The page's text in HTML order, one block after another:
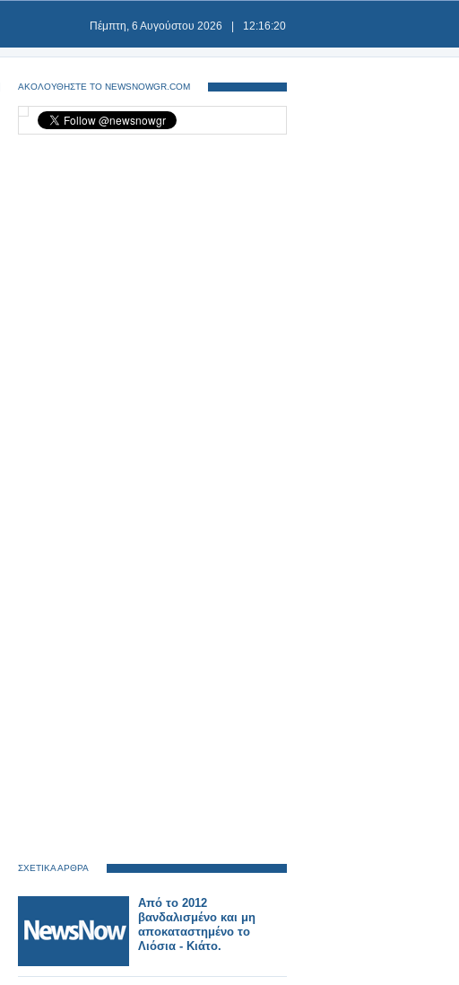
Πέμπτη, 6 Αυγούστου 2026 12:16:21
ΑΚΟΛΟΥΘΗΣΤΕ ΤΟ NEWSNOWGR.COM
ΣΧΕΤΙΚΑ ΑΡΘΡΑ
Από το 2012
βανδαλισμένο και μη
αποκαταστημένο το
Λιόσια - Κιάτο.